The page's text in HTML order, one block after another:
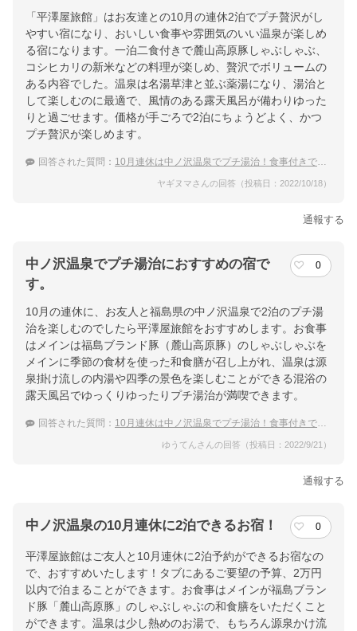
「平澤屋旅館」はお友達との10月の連休2泊でプチ贅沢がし
やすい宿になり、おいしい食事や雰囲気のいい温泉が楽しめ
る宿になります。一泊二食付きで麓山高原豚しゃぶしゃぶ、
コシヒカリの新米などの料理が楽しめ、贅沢でボリュームの
ある内容でした。温泉は名湯草津と並ぶ薬湯になり、湯治と
して楽しむのに最適で、風情のある露天風呂が備わりゆった
りと過ごせます。価格が手ごろで2泊にちょうどよく、かつ
プチ贅沢が楽しめます。
回答された質問： 10月連休は中ノ沢温泉でプチ湯治！食事付きでおすすめの宿は？
ヤギヌマさんの回答（投稿日：2022/10/18）
通報する
中ノ沢温泉でプチ湯治におすすめの宿で
す。
0
10月の連休に、お友人と福島県の中ノ沢温泉で2泊のプチ湯
治を楽しむのでしたら平澤屋旅館をおすすめします。お食事
はメインは福島ブランド豚（麓山高原豚）のしゃぶしゃぶを
メインに季節の食材を使った和食膳が召し上がれ、温泉は源
泉掛け流しの内湯や四季の景色を楽しむことができる混浴の
露天風呂でゆっくりゆったりプチ湯治が満喫できます。
回答された質問： 10月連休は中ノ沢温泉でプチ湯治！食事付きでおすすめの宿は？
ゆうてんさんの回答（投稿日：2022/9/21）
通報する
中ノ沢温泉の10月連休に2泊できるお宿！ 0
平澤屋旅館はご友人と10月連休に2泊予約ができるお宿なの
で、おすすめいたします！タブにあるご要望の予算、2万円
以内で泊まることができます。お食事はメインが福島ブラン
ド豚「麓山高原豚」のしゃぶしゃぶの和食膳をいただくこと
ができます。温泉は少し熱めのお湯で、もちろん源泉かけ流